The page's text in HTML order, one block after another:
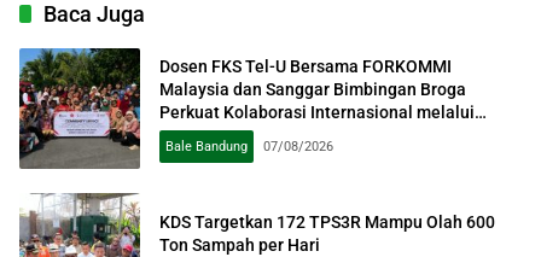
Baca Juga
Dosen FKS Tel-U Bersama FORKOMMI
Malaysia dan Sanggar Bimbingan Broga
Perkuat Kolaborasi Internasional melalui
Pengabdian kepada Masyarakat
Bale Bandung 07/08/2026
KDS Targetkan 172 TPS3R Mampu Olah 600
Ton Sampah per Hari